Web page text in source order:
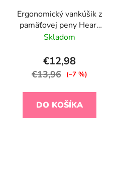
Ergonomický vankúšik z
pamäťovej peny Heart
Airknit White
Skladom
€12,98
€13,96 (–7 %)
DO KOŠÍKA